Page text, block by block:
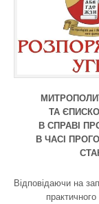
ТА
В СПРАВІ
В ЧАСІ
Відповідаючи на